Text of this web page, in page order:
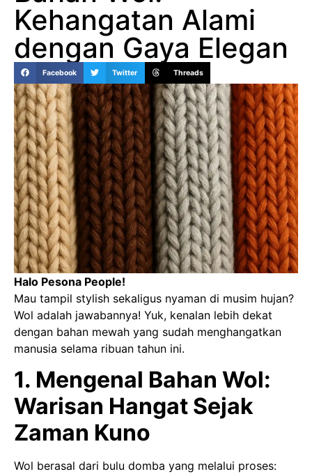
Kehangatan Alami
dengan Gaya Elegan
Facebook Twitter Threads
Halo Pesona People!
Mau tampil stylish sekaligus nyaman di musim hujan?
Wol adalah jawabannya! Yuk, kenalan lebih dekat
dengan bahan mewah yang sudah menghangatkan
manusia selama ribuan tahun ini.
1. Mengenal Bahan Wol:
Warisan Hangat Sejak
Zaman Kuno
Wol berasal dari bulu domba yang melalui proses: